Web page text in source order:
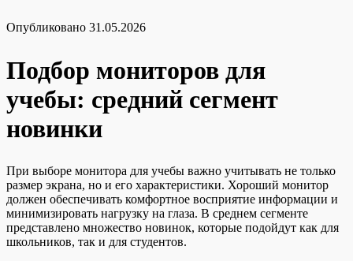
Опубликовано 31.05.2026
Подбор мониторов для
учебы: средний сегмент
новинки
При выборе монитора для учебы важно учитывать не только
размер экрана, но и его характеристики. Хороший монитор
должен обеспечивать комфортное восприятие информации и
минимизировать нагрузку на глаза. В среднем сегменте
представлено множество новинок, которые подойдут как для
школьников, так и для студентов.